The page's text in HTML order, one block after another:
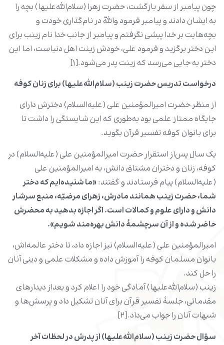
چون پیامبر از سفر بازگشت، حضرت زهرا (سلام‌الله‌علیها) بچه را
به ایشان دادند و پیامبر فرمود واللّه در نام‌گذاری خودت و
بچه‌هایت بر خدا پیشی نگرفتم و پیامبر از جانب خدا نام زینب برای
این دختر برگزید و فرمود علی، خودش زینت اهل دنیاست، اما این
دختر به جایی می‌رسد که زینت پدر می‌شود.[۱]
درخواست تدریس حضرت زینب (سلام‌الله‌علیها) برای زنان کوفه
از منظر حضرت امیرالمؤمنین علی‌ (علیه‌السلام) دخترش دارای
جایگاه ممتاز علمی بود به‌طوری که این شایستگی را داشت تا
برای بانوان کوفه تفسیر قرآن بگوید.
یک سال پس‌از استقرار حضرت امیرالمؤمنین علی (علیه‌السلام) در
کوفه، زنان و دختران مشتاق دانش، به امیرالمؤمنین علی
(علیه‌السلام) پیام فرستادند و گفتند: «ما شنیده‌‏ایم که دختر
شما، حضرت زینب‏ همانند مادرش، زهراى مرضیّه، منبع سرشار
دانش و داراى علوم و کمالات است. اگر اجازه بدهید به محضرش
حاضر شده و از آن سرچشمۀ دانش بهره‌مند شویم».
امیرالمؤمنین علی (علیه‌السلام) نیز اجازه داد، تا دختر عالمه‌‏اش،
بانوان مسلمان کوفه را آموزش داده و مشکلات علمى و دینى آنان
را حل کند.
زینب‏ (سلام‌الله‌علیها) آمادگى خود را اعلام کرد و بعداز دیدارهاى
مقدماتى، جلسۀ تفسیر قرآن براى آنان تشکیل داد و پرسش‏‌ها و
شبهات آنان را جواب مى‌داد.[۲]
سؤال حضرت زینب (سلام‌الله‌علیها) از پدرش در لحظات آخر